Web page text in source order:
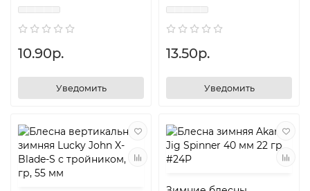
10.90р.
Уведомить
13.50р.
Уведомить